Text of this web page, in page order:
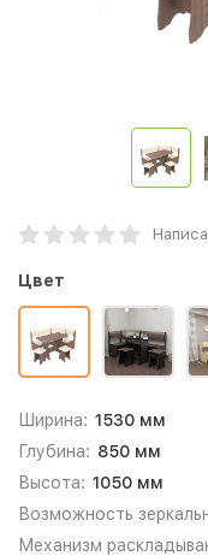
Цвет
Ширина: 1530 мм
Глубина: 850 мм
Высота: 1050 мм
Возможность
Механизм